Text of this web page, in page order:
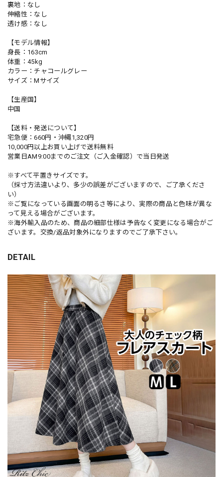
裏地：なし
伸縮性：なし
透け感：なし
【モデル情報】
身長：163cm
体重：45kg
カラー：チャコールグレー
サイズ：Mサイズ
【生産国】
中国
【送料・発送について】
宅急便：660円・沖縄1,320円
10,000円以上お買い上げで送料無料
営業日AM9:00までのご注文（ご入金確認）で当日発送
※すべて平置きサイズです。
（採寸方法違いより、多少の誤差がございますので、ご了承くださ
い）
※ご覧になっている画面の明るさ等により、実際の商品と色味が異な
って見える場合がございます。
※海外輸入品のため、商品の細部仕様は予告なく変更になる場合がご
ざいます。交換/返品対象外になりますのでご了承下さい。
DETAIL